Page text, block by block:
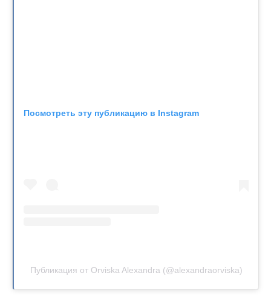
Посмотреть эту публикацию в Instagram
Публикация от Orviska Alexandra (@alexandraorviska)